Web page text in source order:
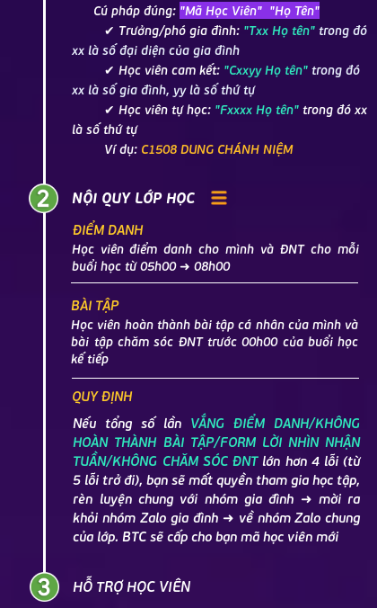
NỘI QUY LỚP HỌC
Cú pháp đúng: "Mã Học Viên" "Họ Tên"
✔ Trưởng/phó gia đình: "Txx Họ tên" trong đó
xx là số đại diện của gia đình
✔ Học viên cam kết: "Cxxyy Họ tên"trong đó
xx là số gia đình, yy là số thứ tự
✔ Học viên tự học: "Fxxxx Họ tên"trong đó xx
là số thứ tự
Ví dụ: C1508 DUNG CHÁNH NIỆM
HỖ TRỢ HỌC VIÊN
Học viên hoàn thành bài tập cá nhân của mình và
bài tập chăm sóc ĐNT trước 00h00 của buổi học
kế tiếp
BÀI TẬP
ĐIỂM DANH
Học viên điểm danh cho mình và ĐNT cho mỗi
buổi học từ 05h00 ➜ 08h00
QUY ĐỊNH
Nếu tổng số lần VẮNG ĐIỂM DANH/KHÔNG
HOÀN THÀNH BÀI TẬP/FORM LỜI NHÌN NHẬN
TUẦN/KHÔNG CHĂM SÓC ĐNTlớn hơn 4 lỗi (từ
5 lỗi trở đi), bạn sẽ mất quyền tham gia học tập,
rèn luyện chung với nhóm gia đình ➜ mời ra
khỏi nhóm Zalo gia đình ➜ về nhóm Zalo chung
của lớp. BTC sẽ cấp cho bạn mã học viên mới